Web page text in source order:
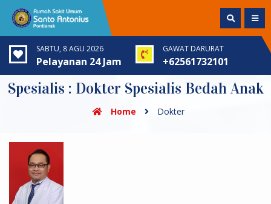
SABTU, 8 AGU 2026
Pelayanan 24 Jam
GAWAT DARURAT
+62561732101
Spesialis : Dokter Spesialis Bedah Anak
Home Dokter